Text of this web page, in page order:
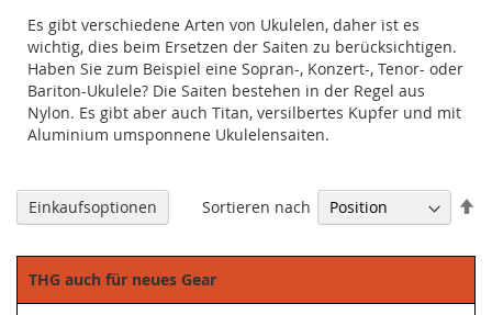
Es gibt verschiedene Arten von Ukulelen, daher ist es
wichtig, dies beim Ersetzen der Saiten zu berücksichtigen.
Haben Sie zum Beispiel eine Sopran-, Konzert-, Tenor- oder
Bariton-Ukulele? Die Saiten bestehen in der Regel aus
Nylon. Es gibt aber auch Titan, versilbertes Kupfer und mit
Aluminium umsponnene Ukulelensaiten.
Sortieren nach
Einkaufsoptionen
THG auch für neues Gear